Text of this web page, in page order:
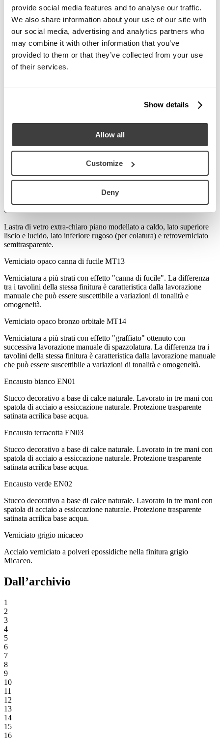
provide social media features and to analyse our traffic.
We also share information about your use of our site with
our social media, advertising and analytics partners who
may combine it with other information that you’ve
provided to them or that they’ve collected from your use
of their services.
Show details
Allow all
Customize
Deny
Cristallo colato trasparente VT22
Lastra di vetro extra-chiaro piano modellato a caldo, lato superiore
liscio e lucido, lato inferiore rugoso (per colatura) e retroverniciato
semitrasparente.
Cristallo colato rosa VT21
semitrasparente.
Lastra di vetro extra-chiaro piano modellato a caldo, lato superiore
liscio e lucido, lato inferiore rugoso (per colatura) e retroverniciato
Cristallo colato verde scuro
Lastra di vetro extra-chiaro piano modellato a caldo, lato superiore
Cristallo colato nero
Lastra di vetro extra-chiaro piano modellato a caldo, lato superiore
liscio e lucido, lato inferiore rugoso (per colatura) e retroverniciato
semitrasparente.
Verniciato opaco canna di fucile MT13
Verniciatura a più strati con effetto "canna di fucile". La differenza
tra i tavolini della stessa finitura è caratteristica dalla lavorazione
manuale che può essere suscettibile a variazioni di tonalità e
omogeneità.
Verniciato opaco bronzo orbitale MT14
Verniciatura a più strati con effetto "graffiato" ottenuto con
successiva lavorazione manuale di spazzolatura. La differenza tra i
tavolini della stessa finitura è caratteristica dalla lavorazione manuale
che può essere suscettibile a variazioni di tonalità e omogeneità.
Encausto bianco EN01
Stucco decorativo a base di calce naturale. Lavorato in tre mani con
spatola di acciaio a essiccazione naturale. Protezione trasparente
satinata acrilica base acqua.
Encausto terracotta EN03
Stucco decorativo a base di calce naturale. Lavorato in tre mani con
spatola di acciaio a essiccazione naturale. Protezione trasparente
satinata acrilica base acqua.
Encausto verde EN02
Stucco decorativo a base di calce naturale. Lavorato in tre mani con
spatola di acciaio a essiccazione naturale. Protezione trasparente
satinata acrilica base acqua.
Verniciato grigio micaceo
Acciaio verniciato a polveri epossidiche nella finitura grigio
Micaceo.
Dall’archivio
1
2
3
4
5
6
7
8
9
10
11
12
13
14
15
16